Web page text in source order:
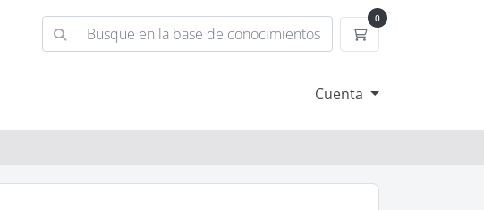
0
Carrito de compra
Cuenta